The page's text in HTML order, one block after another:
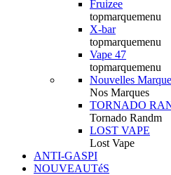
Fruizee
topmarquemenu
X-bar
topmarquemenu
Vape 47
topmarquemenu
Nouvelles
Nos Marques
TORNADO
Tornado Randm
LOST VAPE
Lost Vape
ANTI-GASPI
NOUVEAUTéS